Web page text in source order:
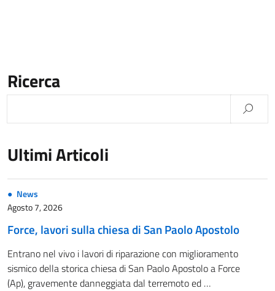
Ricerca
Ultimi Articoli
News
Agosto 7, 2026
Force, lavori sulla chiesa di San Paolo Apostolo
Entrano nel vivo i lavori di riparazione con miglioramento
sismico della storica chiesa di San Paolo Apostolo a Force
(Ap), gravemente danneggiata dal terremoto ed …